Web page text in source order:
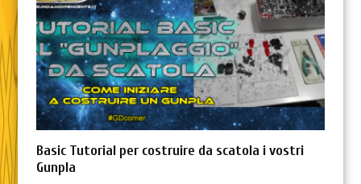
Basic Tutorial per costruire da scatola i vostri
Gunpla